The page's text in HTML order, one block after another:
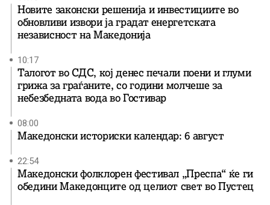
Новите законски решенија и инвестициите во
обновливи извори ја градат енергетската
независност на Македонија
10:17
Талогот во СДС, кој денес печали поени и глуми
грижа за граѓаните, со години молчеше за
небезбедната вода во Гостивар
08:00
Македонски историски календар: 6 август
22:54
Македонски фолклорен фестивал „Преспа“ ќе ги
обедини Македонците од целиот свет во Пустец